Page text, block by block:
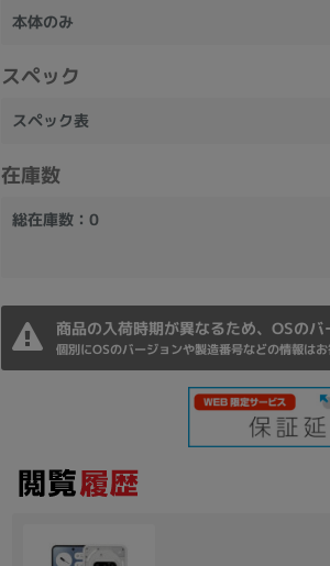
本体のみ
スペック
スペック表
在庫数
総在庫数：0
商品の入荷時期が異なるため、OSの
個別にOSのバージョンや製造番号などの情報は
その他
メモリ